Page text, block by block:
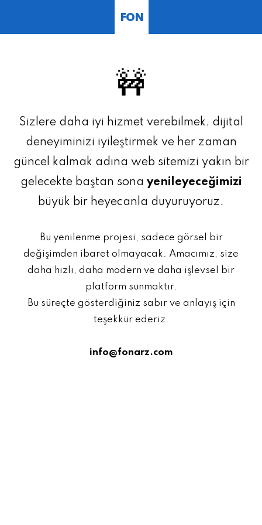
FON
🚧
Sizlere daha iyi hizmet verebilmek, dijital
deneyiminizi iyileştirmek ve her zaman
güncel kalmak adına web sitemizi yakın bir
gelecekte baştan sona yenileyeceğimizi
büyük bir heyecanla duyuruyoruz.
Bu yenilenme projesi, sadece görsel bir
değişimden ibaret olmayacak. Amacımız, size
daha hızlı, daha modern ve daha işlevsel bir
platform sunmaktır.
Bu süreçte gösterdiğiniz sabır ve anlayış için
teşekkür ederiz.
info@fonarz.com